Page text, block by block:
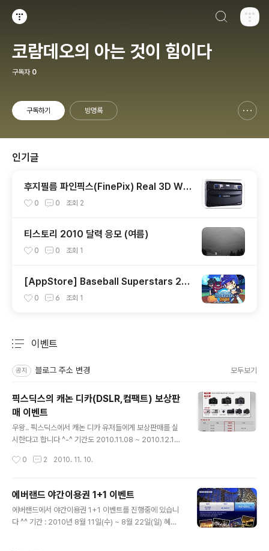
코람데오의 아는 것이 힘이다
구독자 0
구독하기 방명록
인기글
후지필름 파인픽스(FinePix) Real 3D W1
"세계 최초 3D 디지털카메라"
0 0 조회 2
티스토리 2010 달력 응모 (여름)
0 0 조회 1
[AppStore] Baseball Superstars 201
0 "게임빌 최고의 야구 게임"
0 6 조회 1
이벤트
공지 블로그 주소 변경 모두보기
픽스딕스의 캐논 디카(DSLR,컴팩트) 보상판
매 이벤트
우왕.. 픽스딕스에서 캐논 디카 유저들에게 보상판매를 실
시한다고 합니다 ^-^ 기간도 2010.11.08 ~ 2010.12.12
네요! +_+ 픽스딕스 공식홈페이지의 이벤트 페이지 바로
형 디카를 가지고 계신 분들!! 버려진 그들에게 다시 관심가
져주세요! +_+ㅋ
0 2 2010. 11. 10.
에버랜드 야간이용권 1+1 이벤트
에버랜드에서 야간이용권 1+1 이벤트를 진행중에 있습니
다 ^^ 기간 : 2010년 8월 11일(수) ~ 8월 22일(일) 혜택 :